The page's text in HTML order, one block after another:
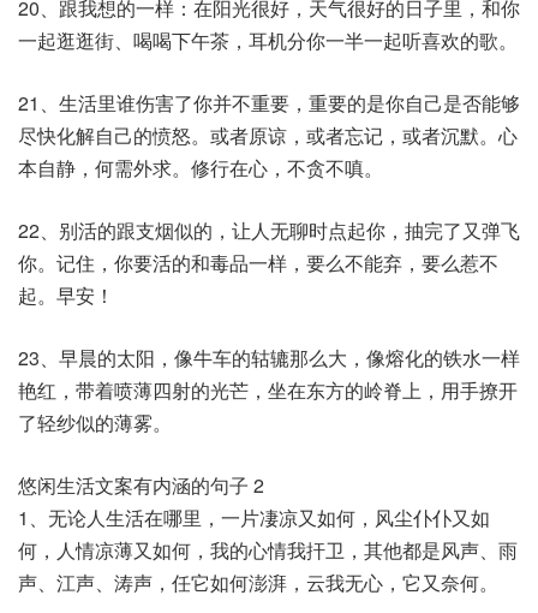
20、跟我想的一样：在阳光很好，天气很好的日子里，和你
一起逛逛街、喝喝下午茶，耳机分你一半一起听喜欢的歌。
21、生活里谁伤害了你并不重要，重要的是你自己是否能够
尽快化解自己的愤怒。或者原谅，或者忘记，或者沉默。心
本自静，何需外求。修行在心，不贪不嗔。
22、别活的跟支烟似的，让人无聊时点起你，抽完了又弹飞
你。记住，你要活的和毒品一样，要么不能弃，要么惹不
起。早安！
23、早晨的太阳，像牛车的轱辘那么大，像熔化的铁水一样
艳红，带着喷薄四射的光芒，坐在东方的岭脊上，用手撩开
了轻纱似的薄雾。
悠闲生活文案有内涵的句子 2
1、无论人生活在哪里，一片凄凉又如何，风尘仆仆又如
何，人情凉薄又如何，我的心情我扞卫，其他都是风声、雨
声、江声、涛声，任它如何澎湃，云我无心，它又奈何。